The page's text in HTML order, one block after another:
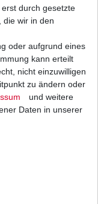
liegt in der
aus Iridium.
auf einen Blick.
der Iridium
durch gesetzte
die wir in den
oder aufgrund eines
kann erteilt
nicht einzuwilligen
zu ändern oder
und weitere
Daten in unserer